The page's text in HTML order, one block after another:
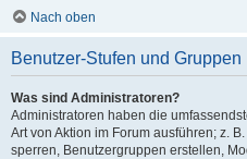
Nach oben
Benutzer-Stufen und Gruppen
Was sind Administratoren?
Administratoren haben die
Art von Aktion im Forum ausführen; z.
sperren, Benutzergruppen erstellen,